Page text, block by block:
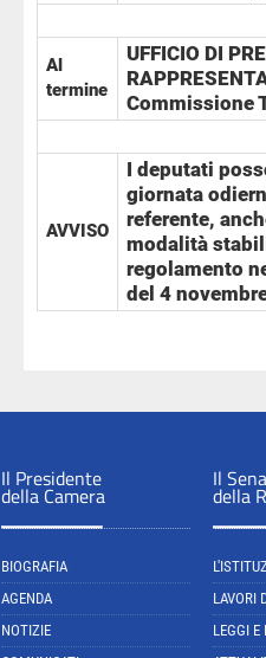
Al
termine
UFFICIO DI
Commissione
AVVISO
I deputati
giornata
referente,
modalità
regolamento
del 4
Il Presidente
della Camera
BIOGRAFIA
AGENDA
NOTIZIE
Il
della
LAVORI
LEGGI E